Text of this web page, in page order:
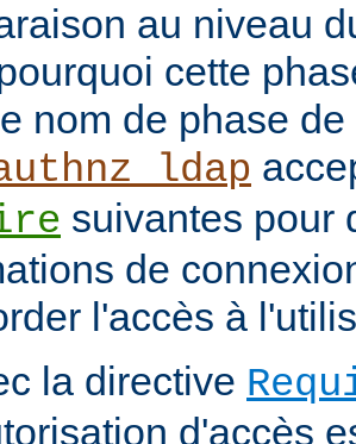
au niveau
cette
nom de phase
suivantes pour
de
l'accès à
la directive
d'accès